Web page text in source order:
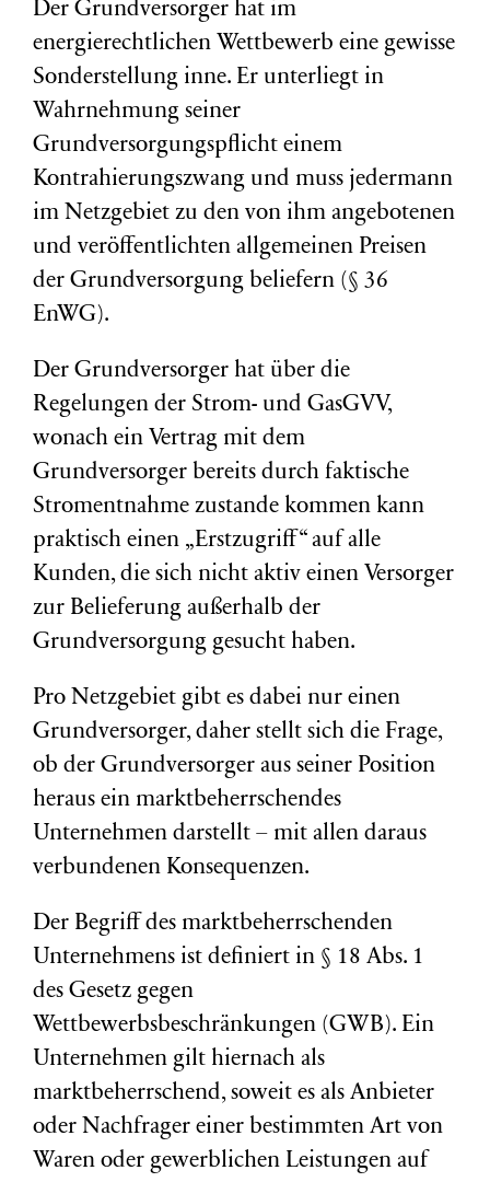
Der Grundversorger hat im
energierechtlichen Wettbewerb eine gewisse
Sonderstellung inne. Er unterliegt in
Wahrnehmung seiner
Grundversorgungspflicht einem
Kontrahierungszwang und muss jedermann
im Netzgebiet zu den von ihm angebotenen
und veröffentlichten allgemeinen Preisen
der Grundversorgung beliefern (§ 36
EnWG).
Der Grundversorger hat über die
Regelungen der Strom- und GasGVV,
wonach ein Vertrag mit dem
Grundversorger bereits durch faktische
Stromentnahme zustande kommen kann
praktisch einen „Erstzugriff“ auf alle
Kunden, die sich nicht aktiv einen Versorger
zur Belieferung außerhalb der
Grundversorgung gesucht haben.
Pro Netzgebiet gibt es dabei nur einen
Grundversorger, daher stellt sich die Frage,
ob der Grundversorger aus seiner Position
heraus ein marktbeherrschendes
Unternehmen darstellt – mit allen daraus
verbundenen Konsequenzen.
Der Begriff des marktbeherrschenden
Unternehmens ist definiert in § 18 Abs. 1
des Gesetz gegen
Wettbewerbsbeschränkungen (GWB). Ein
Unternehmen gilt hiernach als
marktbeherrschend, soweit es als Anbieter
oder Nachfrager einer bestimmten Art von
Waren oder gewerblichen Leistungen auf